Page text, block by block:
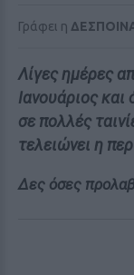
Γράφει η
Λίγες ημέρες
Ιανουάριος
σε πολλές
τελειώνει η
Δες όσες